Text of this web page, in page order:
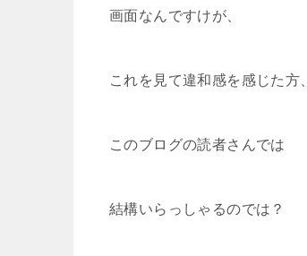
画面なんですけが、
これを見て違和感を感じた方、
このブログの読者さんでは
結構いらっしゃるのでは？